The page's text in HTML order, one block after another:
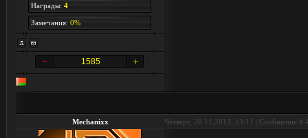
Награды: 4
Замечания: 0%
1585
Mechanixx Четверг, 28.11.2013, 13:11 | Сообщение #